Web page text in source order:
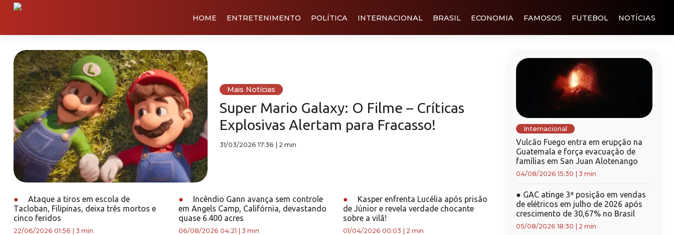
HOME ENTRETENIMENTO POLÍTICA INTERNACIONAL BRASIL ECONOMIA FAMOSOS FUTEBOL NOTÍCIAS
Mais Notícias
Super Mario Galaxy: O Filme – Críticas
Explosivas Alertam para Fracasso!
31/03/2026 17:36 2 min
●
Ataque a tiros em escola de
Tacloban, Filipinas, deixa três mortos e
cinco feridos
22/06/2026 01:56 3 min
●
Incêndio Gann avança sem controle
em Angels Camp, Califórnia, devastando
quase 6.400 acres
06/08/2026 04:21 3 min
●
Kasper enfrenta Lucélia após prisão
de Júnior e revela verdade chocante
sobre a vilã!
01/04/2026 00:03 2 min
Internacional
Vulcão Fuego entra em erupção na
Guatemala e força evacuação de
famílias em San Juan Alotenango
04/08/2026 15:30 3 min
● GAC atinge 3ª posição em vendas
de elétricos em julho de 2026 após
crescimento de 30,67% no Brasil
05/08/2026 18:30 2 min